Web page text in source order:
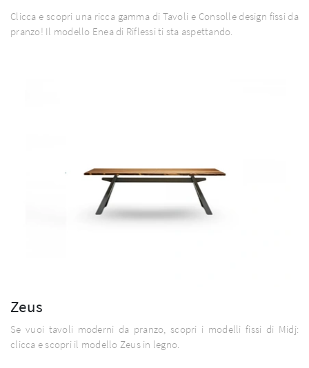
Clicca e scopri una ricca gamma di Tavoli e Consolle design fissi da
pranzo! Il modello Enea di Riflessi ti sta aspettando.
Zeus
Se vuoi tavoli moderni da pranzo, scopri i modelli fissi di Midj:
clicca e scopri il modello Zeus in legno.